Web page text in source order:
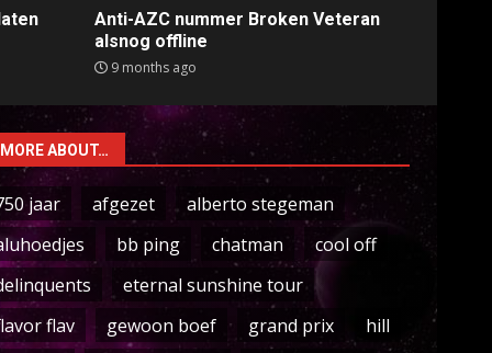
Anti-AZC nummer Broken Veteran
alsnog offline
9 months ago
MORE ABOUT…
jaar afgezet
alberto stegeman
bb ping chatman
cool off
eternal sunshine tour
flav
gewoon boef grand prix hill